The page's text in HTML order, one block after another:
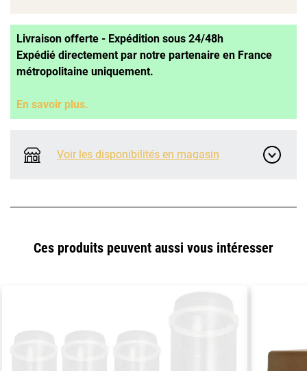
Livraison offerte - Expédition sous 24/48h
Expédié directement par notre partenaire en France
métropolitaine uniquement.
En savoir plus.
Voir les disponibilités en magasin
Ces produits peuvent aussi vous intéresser